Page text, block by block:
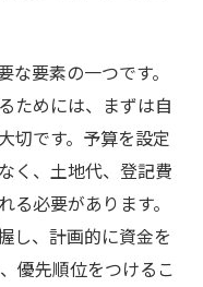
要素の一つです。
ためには、まずは自
切です。予算を設定
く、土地代、登記費
必要があります。
し、計画的に資金を
優先順位をつけるこ